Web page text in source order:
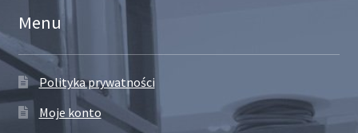
Menu
Polityka prywatności
Moje konto